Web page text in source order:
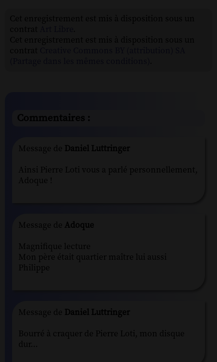
Commentaires :
Message de Daniel Luttringer
Ainsi Pierre Loti vous a parlé personnellement,
Adoque !
Message de Adoque
Magnifique lecture
Mon père était quartier maître lui aussi
Philippe
Message de Daniel Luttringer
Bourré à craquer de Pierre Loti, mon disque
dur...